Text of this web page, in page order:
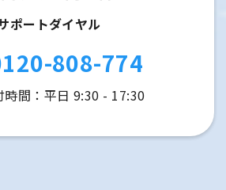
ポートダイヤル
808-774
時間：平日 9:30 - 17:30